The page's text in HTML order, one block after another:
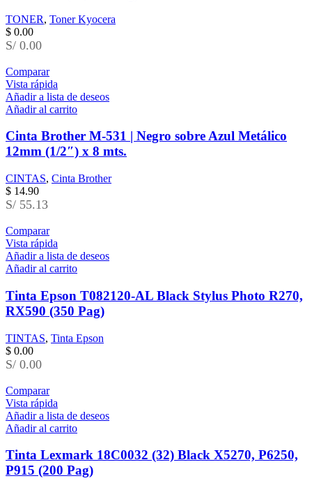
TONER, Toner Kyocera
$ 0.00
S/ 0.00
Comparar
Vista rápida
Añadir a lista de deseos
Añadir al carrito
Cinta Brother M-531 | Negro sobre Azul Metálico
12mm (1/2″) x 8 mts.
CINTAS, Cinta Brother
$ 14.90
S/ 55.13
Comparar
Vista rápida
Añadir a lista de deseos
Añadir al carrito
Tinta Epson T082120-AL Black Stylus Photo R270,
RX590 (350 Pag)
TINTAS, Tinta Epson
$ 0.00
S/ 0.00
Comparar
Vista rápida
Añadir a lista de deseos
Añadir al carrito
Tinta Lexmark 18C0032 (32) Black X5270, P6250,
P915 (200 Pag)